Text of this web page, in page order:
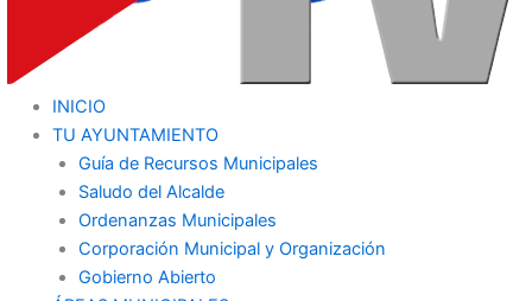
INICIO
TU AYUNTAMIENTO
Guía de Recursos Municipales
Saludo del Alcalde
Ordenanzas Municipales
Corporación Municipal y Organización
Gobierno Abierto